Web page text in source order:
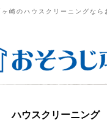
崎のハウスクリーニングなら
ハウスクリーニング